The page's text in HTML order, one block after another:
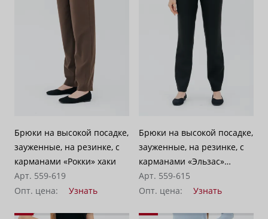
Брюки на высокой посадке,
зауженные, на резинке, с
карманами «Рокки» хаки
Арт. 559-619
Опт. цена:
Узнать
Брюки на высокой посадке,
зауженные, на резинке, с
карманами «Эльзас»
черные
Арт. 559-615
Опт. цена:
Узнать